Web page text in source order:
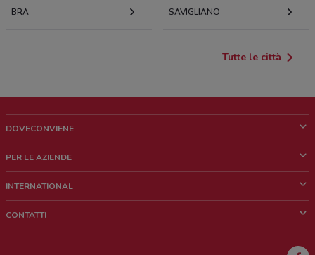
BRA SAVIGLIANO
Tutte le città
DOVECONVIENE
Chi siamo
Lavora con noi
PER LE AZIENDE
Richieste commerciali e marketing
INTERNATIONAL
CONTATTI